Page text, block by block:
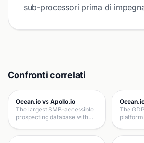
sub-processori prima di
Confronti correlati
Ocean.io vs Apollo.io
The largest SMB-accessible
prospecting database with…
The